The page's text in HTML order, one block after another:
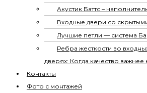
Акустик Баттс –
Входные двери со
Лучшие петли — система
Ребра жесткости во
дверях: Когда качество важнее
Контакты
Фото с монтажей